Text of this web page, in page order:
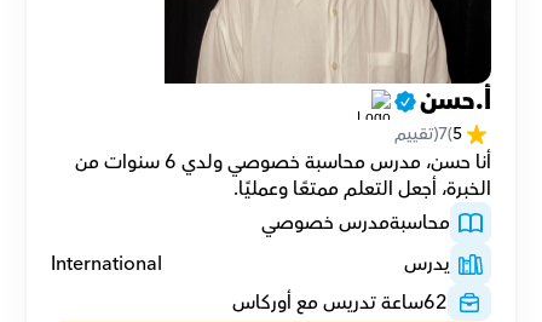
أ.حسن
5
(
7(تقييم
الخبرة، أجعل التعلم ممتعًا وعمليًا.
محاسبةمدرس خصوصي
يدرس
International
62ساعة تدريس مع أوركاس